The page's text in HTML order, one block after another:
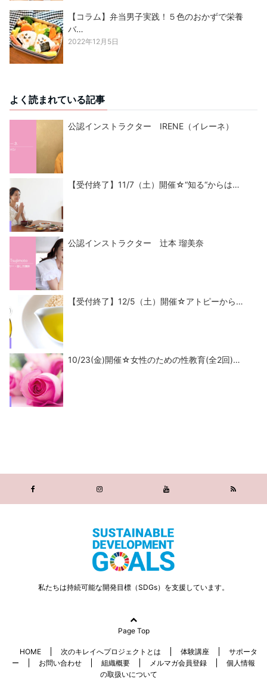
【コラム】弁当男子実践！５色のおかずで栄養
バ…
2022年12月5日
よく読まれている記事
公認インストラクター IRENE（イレーネ）
【受付終了】11/7（土）開催☆“知る“からは…
公認インストラクター 辻本 瑠美奈
【受付終了】12/5（土）開催☆アトピーから…
10/23(金)開催☆女性のための性教育(全2回)…
私たちは持続可能な開発目標（SDGs）を支援しています。
Page Top
HOME 次のキレイへプロジェクトとは 体験講座
サポータ
ー
お問い合わせ 組織概要 メルマガ会員登録
個人情報
の取扱いについて